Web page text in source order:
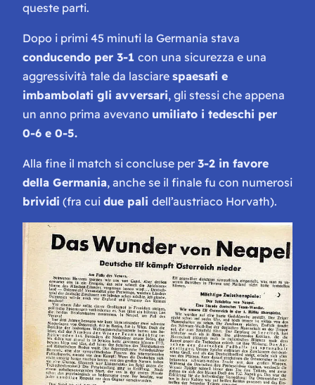
queste parti.
Dopo i primi 45 minuti la Germania stava
conducendo per 3-1 con una sicurezza e una
aggressività tale da lasciare spaesati e
imbambolati gli avversari, gli stessi che appena
un anno prima avevano umiliato i tedeschi per
0-6 e 0-5.
Alla fine il match si concluse per 3-2 in favore
della Germania, anche se il finale fu con numerosi
brividi (fra cui due pali dell’austriaco Horvath).